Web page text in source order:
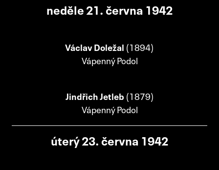
neděle 21. června 1942
Václav Doležal (1894)
Vápenný Podol
Jindřich Jetleb (1879)
Vápenný Podol
úterý 23. června 1942